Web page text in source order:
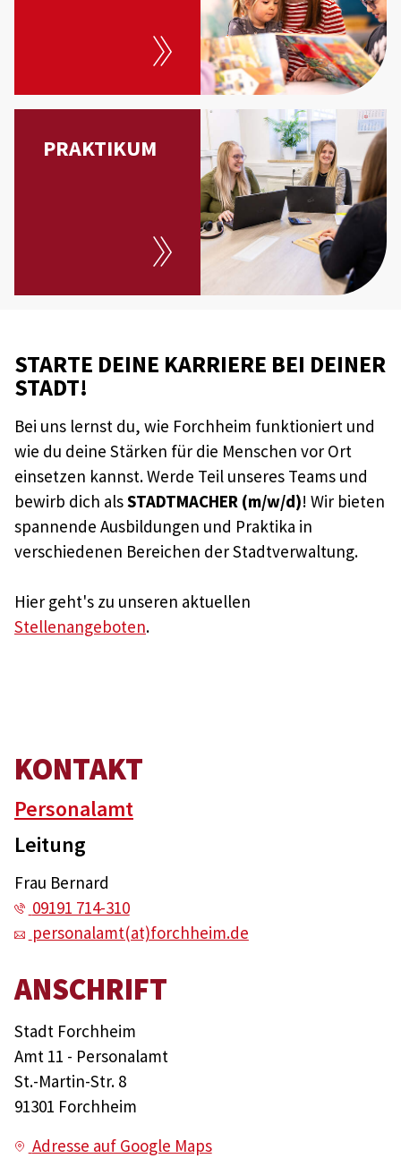
PRAKTIKUM
STARTE DEINE KARRIERE BEI DEINER
STADT!
Bei uns lernst du, wie Forchheim funktioniert und
wie du deine Stärken für die Menschen vor Ort
einsetzen kannst. Werde Teil unseres Teams und
bewirb dich alsSTADTMACHER (m/w/d)! Wir bieten
spannende Ausbildungen und Praktika in
verschiedenen Bereichen der Stadtverwaltung.
Hier geht's zu unseren aktuellen
Stellenangeboten.
KONTAKT
Personalamt
Leitung
Frau Bernard
09191 714-310
personalamt(at)forchheim.de
ANSCHRIFT
Stadt Forchheim
Amt 11 - Personalamt
St.-Martin-Str. 8
91301 Forchheim
Adresse auf Google Maps